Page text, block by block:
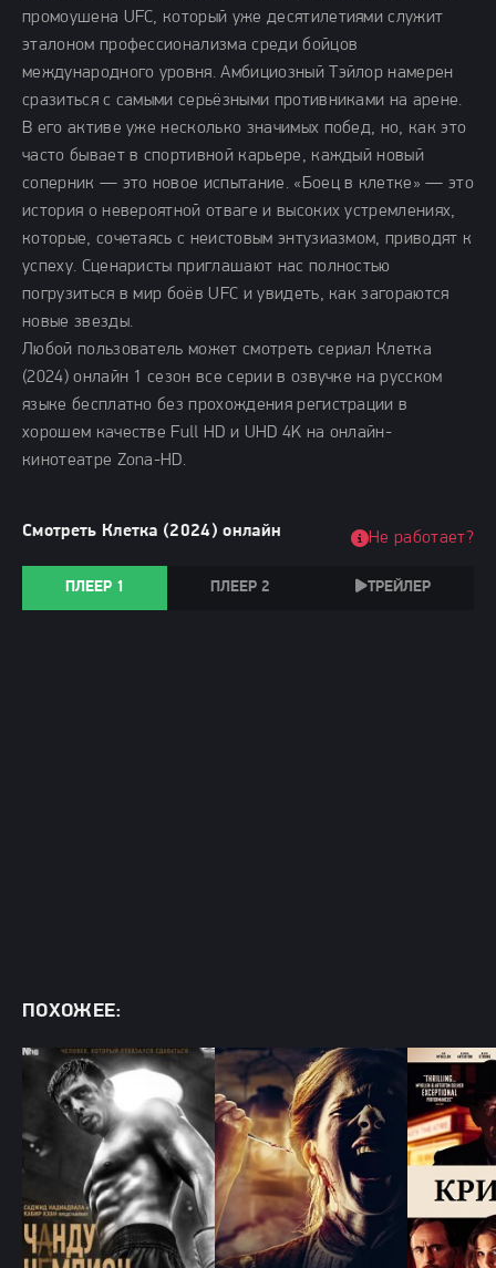
промоушена UFC, который уже десятилетиями служит
эталоном профессионализма среди бойцов
международного уровня. Амбициозный Тэйлор намерен
сразиться с самыми серьёзными противниками на арене.
В его активе уже несколько значимых побед, но, как это
часто бывает в спортивной карьере, каждый новый
соперник — это новое испытание. «Боец в клетке» — это
история о невероятной отваге и высоких устремлениях,
которые, сочетаясь с неистовым энтузиазмом, приводят к
успеху. Сценаристы приглашают нас полностью
погрузиться в мир боёв UFC и увидеть, как загораются
новые звезды.
Любой пользователь может смотреть сериал Клетка
(2024) онлайн 1 сезон все серии в озвучке на русском
языке бесплатно без прохождения регистрации в
хорошем качестве Full HD и UHD 4K на онлайн-
кинотеатре Zona-HD.
Смотреть Клетка (2024) онлайн
ПЛЕЕР 1 ПЛЕЕР 2 ТРЕЙЛЕР
Не работает?
ПОХОЖЕЕ: